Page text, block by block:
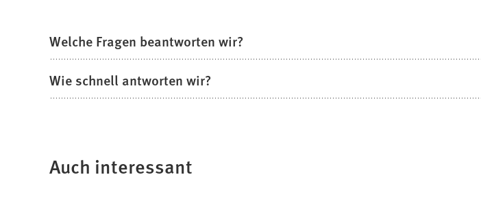
Feld
leer.
Welche Fragen beantworten wir?
Wie schnell antworten wir?
Auch interessant